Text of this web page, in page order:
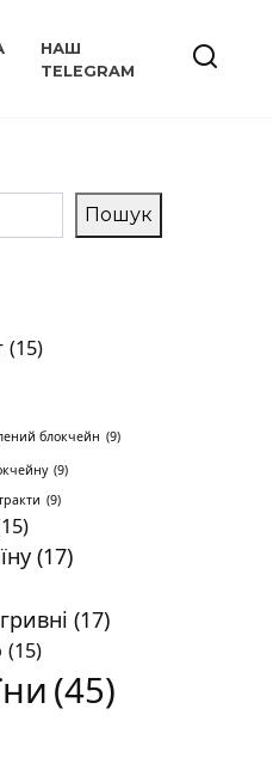
НАШ
TELEGRAM
Пошук
(15)
блокчейн (9)
(9)
(9)
(17)
(17)
(15)
(45)